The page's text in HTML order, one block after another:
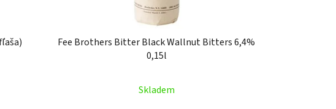
Fee Brothers Bitter Black Wallnut Bitters 6,4%
0,15l
Skladem